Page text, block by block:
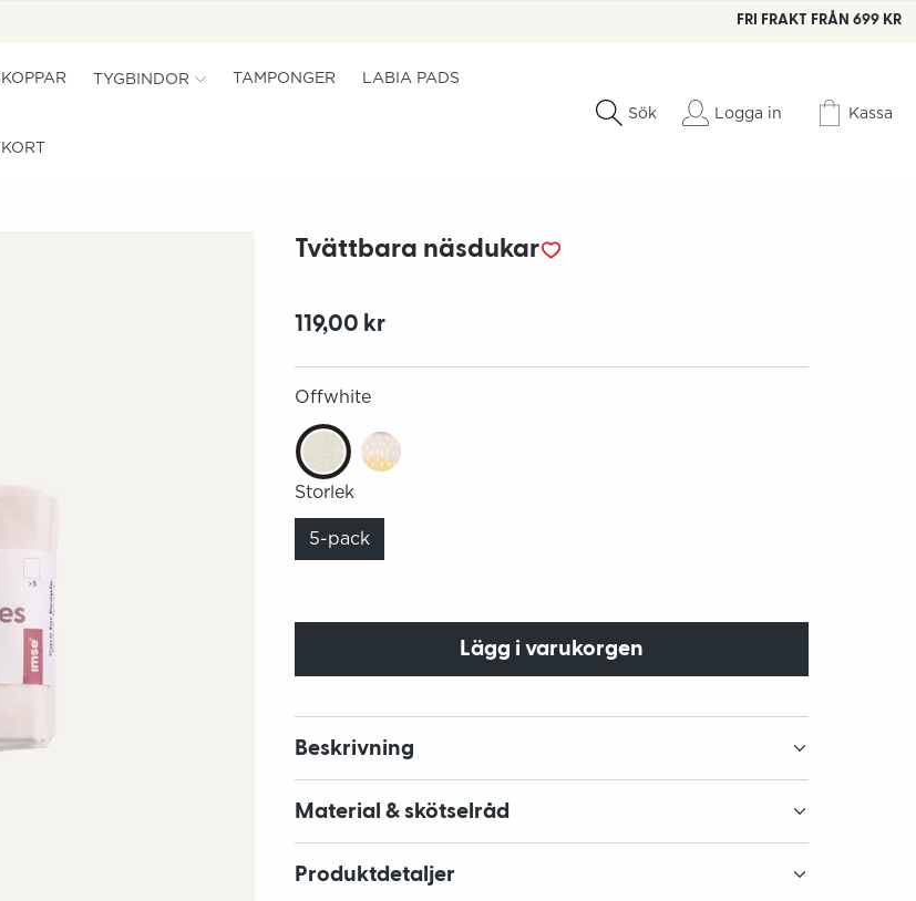
FRI FRAKT FRÅN 699 KR
TYGBINDOR TAMPONGER LABIA PADS
Sök Logga in Kassa
Tvättbara näsdukar
119,00 kr
Offwhite
Storlek
5-pack
Lägg i varukorgen
Beskrivning
Material & skötselråd
Produktdetaljer